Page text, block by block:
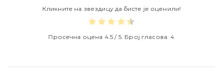
Кликните на звездицу да бисте је оценили!
Просечна оцена 4.5 / 5. Број гласова:4